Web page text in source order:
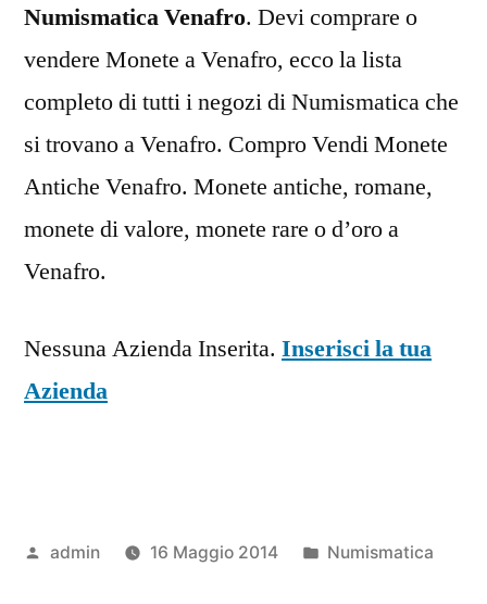
Numismatica Venafro. Devi comprare o
vendere Monete a Venafro, ecco la lista
completo di tutti i negozi di Numismatica che
si trovano a Venafro. Compro Vendi Monete
Antiche Venafro. Monete antiche, romane,
monete di valore, monete rare o d’oro a
Venafro.
Nessuna Azienda Inserita. Inserisci la tua
Azienda
Pubblicato
admin 16 Maggio 2014
Pubblicato
Numismatica